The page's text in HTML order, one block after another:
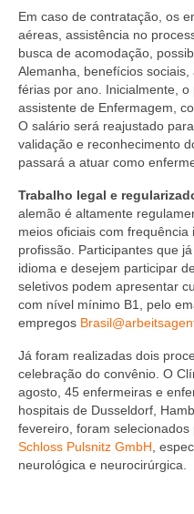
Em caso de contratação, os
aéreas, assistência no
busca de acomodação,
Alemanha, benefícios
férias por ano. Inicialmente,
assistente de Enfermagem,
O salário será reajustado
validação e reconhecimento
passará a atuar como
Trabalho legal e
alemão é altamente
meios oficiais com
profissão. Participantes que
idioma e desejem participar
seletivos podem apresentar
com nível mínimo B1, pelo
empregos
Já foram realizadas dois
celebração do convênio. O
agosto, 45 enfermeiras e
hospitais de Dusseldorf,
fevereiro, foram
Schloss Pulsnitz GmbH ,
neurológica e neurocirúrgica.